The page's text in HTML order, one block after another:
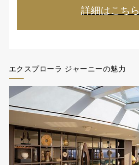
詳細はこちら
エクスプローラ ジャーニーの魅力